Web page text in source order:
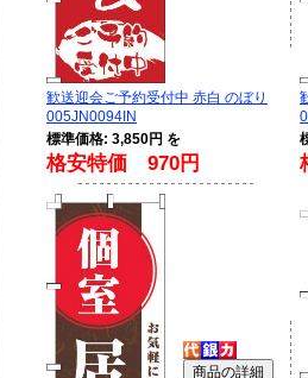
歓送迎会ご予約受付中 赤白 のぼり
005JN0094IN
標準価格: 3,850円 を
格安特価 970円